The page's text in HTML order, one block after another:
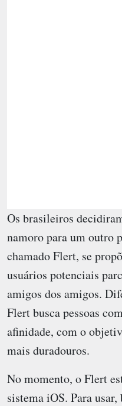
Os brasileiros
namoro para um outro
chamadoFlert, se
usuários potenciais
amigos dos amigos.
Flert busca pessoas
afinidade, com o
mais duradouros.
No momento, o Flert
sistema iOS. Para